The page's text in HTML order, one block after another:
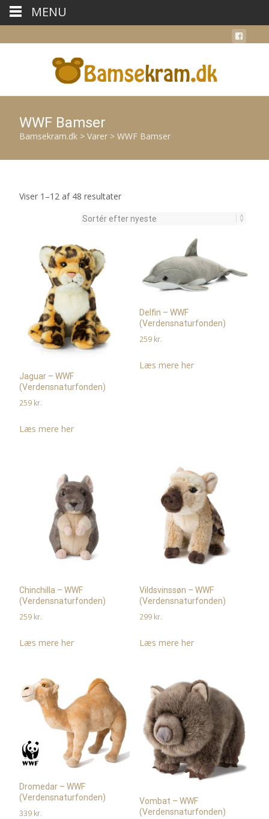
WWF Bamser
Bamsekram.dk > Varer > WWF Bamser
Viser 1–12 af 48 resultaterSorteret
seneste
Jaguar – WWF
(Verdensnaturfonden)
259 kr.
Læs mere her
Delfin – WWF
(Verdensnaturfonden)
259 kr.
Læs mere her
Chinchilla – WWF
(Verdensnaturfonden)
259 kr.
Læs mere her
Vildsvinssøn – WWF
(Verdensnaturfonden)
299 kr.
Læs mere her
Dromedar – WWF
(Verdensnaturfonden)
339 kr.
Vombat – WWF
(Verdensnaturfonden)
MENU